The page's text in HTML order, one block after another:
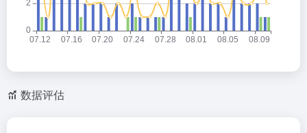
数据评估